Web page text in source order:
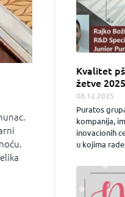
Kvalitet
žetve
08.12.2025
Puratos
kompanija,
inovacionih
u kojima